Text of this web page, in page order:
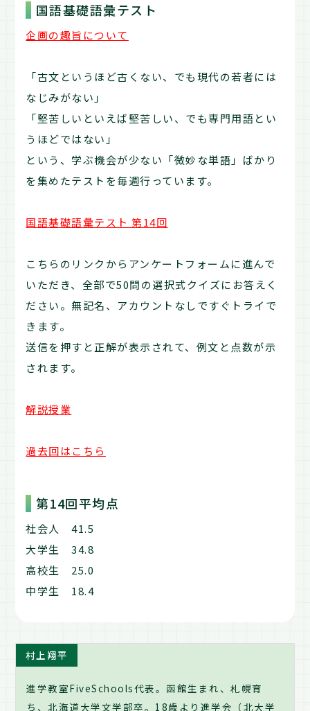
国語基礎語彙テスト
企画の趣旨について
「古文というほど古くない、でも現代の若者には
なじみがない」
「堅苦しいといえば堅苦しい、でも専門用語とい
うほどではない」
という、学ぶ機会が少ない「微妙な単語」ばかり
を集めたテストを毎週行っています。
国語基礎語彙テスト 第14回
こちらのリンクからアンケートフォームに進んで
いただき、全部で50問の選択式クイズにお答えく
ださい。無記名、アカウントなしですぐトライで
きます。
送信を押すと正解が表示されて、例文と点数が示
されます。
解説授業
過去回はこちら
第14回平均点
社会人 41.5
大学生 34.8
高校生 25.0
中学生 18.4
村上翔平
進学教室FiveSchools代表。函館生まれ、札幌育
ち、北海道大学文学部卒。18歳より進学会（北大学